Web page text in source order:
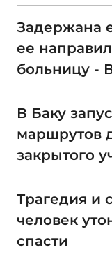
Задержана
ее
больницу -
В Баку
маршрутов
закрытого
Трагедия и
человек
спасти